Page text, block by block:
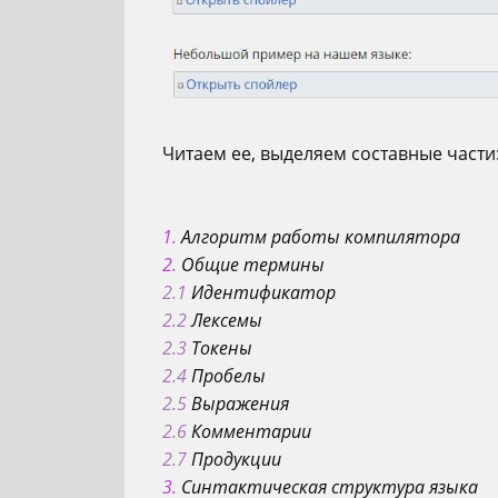
Читаем ее, выделяем составные
1.Алгоритм работы компилятора
2. Общие термины
2.1 Идентификатор
2.2Лексемы
2.3 Токены
2.4Пробелы
2.5Выражения
2.6Комментарии
2.7Продукции
3. Синтактическая структура языка